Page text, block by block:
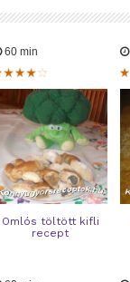
60 min
Omlós töltött kifli
recept